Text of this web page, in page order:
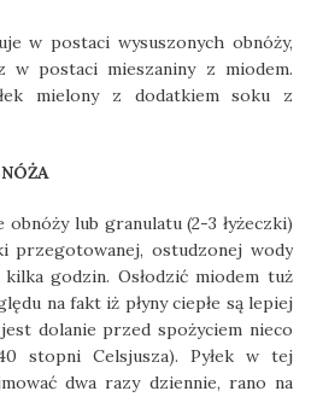
w postaci wysuszonych obnóży,
w postaci mieszaniny z miodem.
mielony z dodatkiem soku z
lub granulatu (2-3 łyżeczki)
przegotowanej, ostudzonej wody
godzin. Osłodzić miodem tuż
na fakt iż płyny ciepłe są lepiej
dolanie przed spożyciem nieco
stopni Celsjusza). Pyłek w tej
dwa razy dziennie, rano na